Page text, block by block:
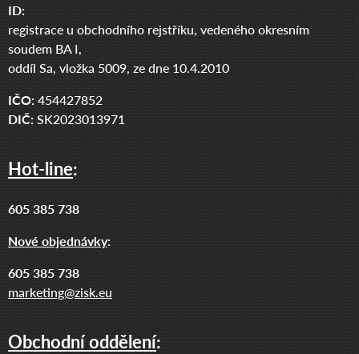
ID:
registrace u obchodního rejstříku, vedeného okresním
soudem BA I,
oddíl Sa, vložka 5009, ze dne 10.4.2010
IČO: 454427852
DIČ:SK2023013971
Hot-line:
605 385 738
Nové objednávky:
605 385 738
marketing@zisk.eu
Obchodní oddělení: